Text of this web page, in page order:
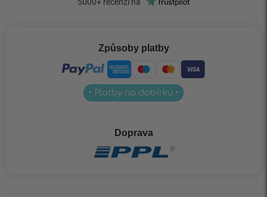
Způsoby platby
• Platby na dobírku •
Doprava